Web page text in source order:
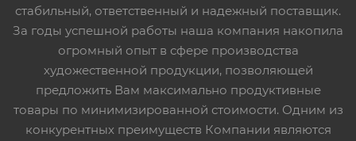
стабильный, ответственный и надежный поставщик.
За годы успешной работы наша компания накопила
огромный опыт в сфере производства
художественной продукции, позволяющей
предложить Вам максимально продуктивные
товары по минимизированной стоимости. Одним из
конкурентных преимуществ Компании являются